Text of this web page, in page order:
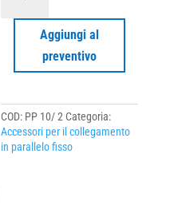
Aggiungi al
preventivo
COD: PP 10/ 2 Categoria:
Accessori per il collegamento
in parallelo fisso